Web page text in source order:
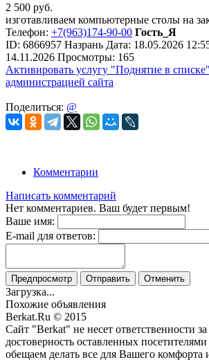
2 500 руб.
изготавливаем компьютерные столы на
Телефон: +7(963)174-90-00 Гость_Я
ID: 6866957 Назрань Дата: 18.05.2026
14.11.2026 Просмотры: 165
Активировать услугу "Поднятие в списке"
администрацией сайта
Поделиться: @
Комментарии
Написать комментарий
Нет комментариев. Ваш будет первым!
Ваше имя:
E-mail для ответов:
Предпросмотр Отправить Отменить
Загрузка...
Похожие объявления
Berkat.Ru © 2015
Сайт "Berkat" не несет ответственности
достоверность оставленных
обещаем делать все для Вашего комфорта